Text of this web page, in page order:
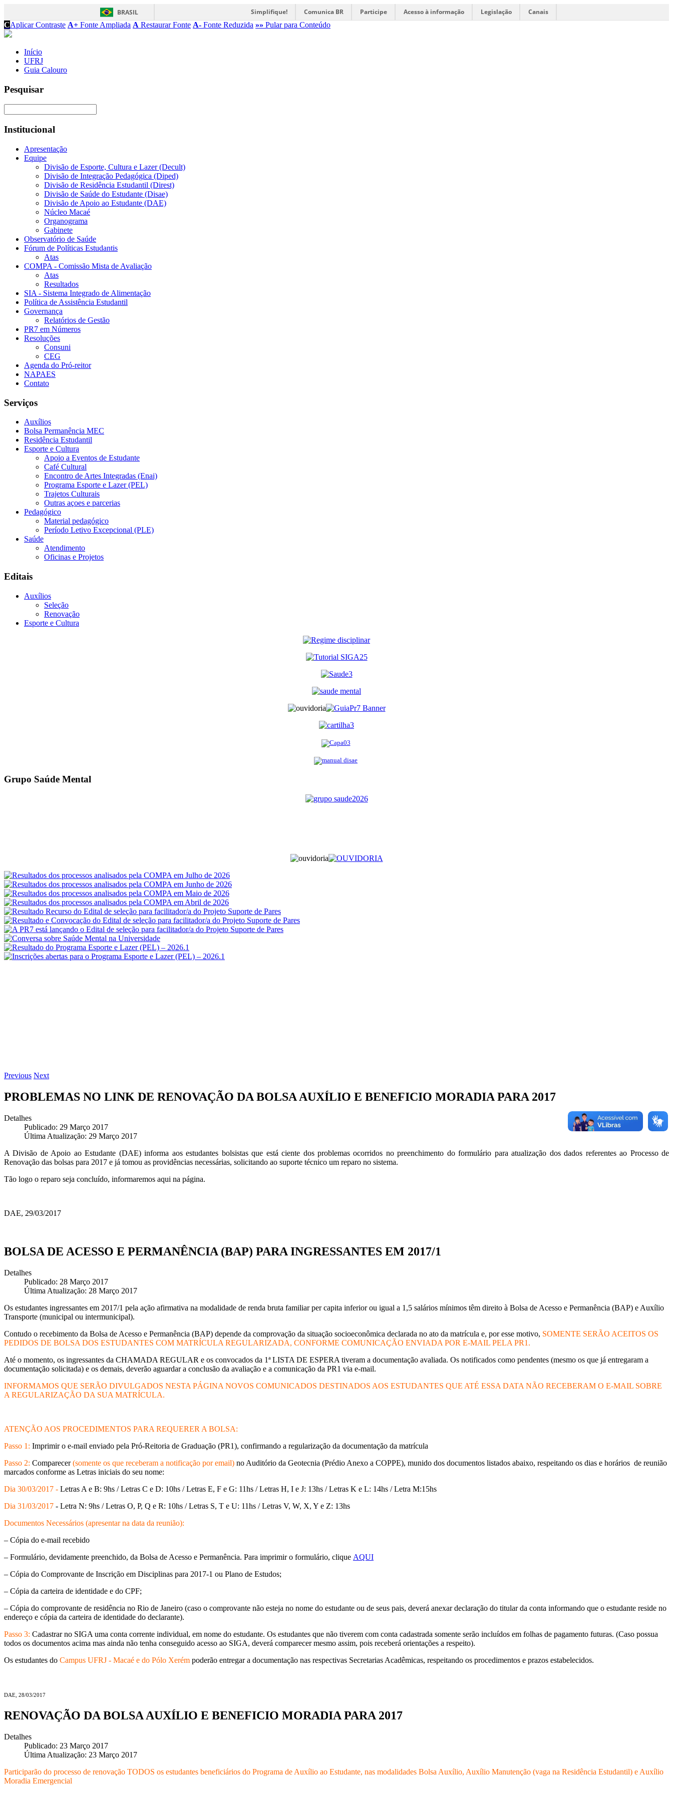
BRASIL Simplifique! Comunica BR Participe Acesso à informação Legislação
Canais
CAplicar Contraste A+ Fonte Ampliada A Restaurar Fonte A- Fonte Reduzida »» Pular para Conteúdo
Início
UFRJ
Guia Calouro
Pesquisar
Institucional
Apresentação
Equipe
Divisão de Esporte, Cultura e Lazer (Decult)
Divisão de Integração Pedagógica (Diped)
Divisão de Residência Estudantil (Direst)
Divisão de Saúde do Estudante (Disae)
Divisão de Apoio ao Estudante (DAE)
Núcleo Macaé
Organograma
Gabinete
Observatório de Saúde
Fórum de Políticas Estudantis
Atas
COMPA - Comissão Mista de Avaliação
Atas
Resultados
SIA - Sistema Integrado de Alimentação
Política de Assistência Estudantil
Governança
Relatórios de Gestão
PR7 em Números
Resoluções
Consuni
CEG
Agenda do Pró-reitor
NAPAES
Contato
Serviços
Auxílios
Bolsa Permanência MEC
Residência Estudantil
Esporte e Cultura
Apoio a Eventos de Estudante
Café Cultural
Encontro de Artes Integradas (Enai)
Programa Esporte e Lazer (PEL)
Trajetos Culturais
Outras açoes e parcerias
Pedagógico
Material pedagógico
Período Letivo Excepcional (PLE)
Saúde
Atendimento
Oficinas e Projetos
Editais
Auxílios
Seleção
Renovação
Esporte e Cultura
Grupo Saúde Mental
Previous Next
PROBLEMAS NO LINK DE RENOVAÇÃO DA BOLSA AUXÍLIO E BENEFICIO MORADIA PARA 2017
Detalhes
Publicado: 29 Março 2017
Última Atualização: 29 Março 2017
A Divisão de Apoio ao Estudante (DAE) informa aos estudantes bolsistas que está ciente dos problemas ocorridos no preenchimento do formulário para atualização dos dados referentes ao Processo de
Renovação das bolsas para 2017 e já tomou as providências necessárias, solicitando ao suporte técnico um reparo no sistema.
Tão logo o reparo seja concluído, informaremos aqui na página.
DAE, 29/03/2017
BOLSA DE ACESSO E PERMANÊNCIA (BAP) PARA INGRESSANTES EM 2017/1
Detalhes
Publicado: 28 Março 2017
Última Atualização: 28 Março 2017
Os estudantes ingressantes em 2017/1 pela ação afirmativa na modalidade de renda bruta familiar per capita inferior ou igual a 1,5 salários mínimos têm direito à Bolsa de Acesso e Permanência (BAP) e Auxílio
Transporte (municipal ou intermunicipal).
Contudo o recebimento da Bolsa de Acesso e Permanência (BAP) depende da comprovação da situação socioeconômica declarada no ato da matrícula e, por esse motivo, SOMENTE SERÃO ACEITOS OS
PEDIDOS DE BOLSA DOS ESTUDANTES COM MATRÍCULA REGULARIZADA, CONFORME COMUNICAÇÃO ENVIADA POR E-MAIL PELA PR1.
Até o momento, os ingressantes da CHAMADA REGULAR e os convocados da 1ª LISTA DE ESPERA tiveram a documentação avaliada. Os notificados como pendentes (mesmo os que já entregaram a
documentação solicitada) e os demais, deverão aguardar a conclusão da avaliação e a comunicação da PR1 via e-mail.
INFORMAMOS QUE SERÃO DIVULGADOS NESTA PÁGINA NOVOS COMUNICADOS DESTINADOS AOS ESTUDANTES QUE ATÉ ESSA DATA NÃO RECEBERAM O E-MAIL SOBRE
A REGULARIZAÇÃO DA SUA MATRÍCULA.
ATENÇÃO AOS PROCEDIMENTOS PARA REQUERER A BOLSA:
Passo 1: Imprimir o e-mail enviado pela Pró-Reitoria de Graduação (PR1), confirmando a regularização da documentação da matrícula
Passo 2: Comparecer(somente os que receberam a notificação por email) no Auditório da Geotecnia (Prédio Anexo a COPPE), munido dos documentos listados abaixo, respeitando os dias e horários de reunião
marcados conforme as Letras iniciais do seu nome:
Dia 30/03/2017 - Letras A e B: 9hs / Letras C e D: 10hs / Letras E, F e G: 11hs / Letras H, I e J: 13hs / Letras K e L: 14hs / Letra M:15hs
Dia 31/03/2017 - Letra N: 9hs / Letras O, P, Q e R: 10hs / Letras S, T e U: 11hs / Letras V, W, X, Y e Z: 13hs
Documentos Necessários (apresentar na data da reunião):
– Cópia do e-mail recebido
– Formulário, devidamente preenchido, da Bolsa de Acesso e Permanência. Para imprimir o formulário, clique AQUI
– Cópia do Comprovante de Inscrição em Disciplinas para 2017-1 ou Plano de Estudos;
– Cópia da carteira de identidade e do CPF;
– Cópia do comprovante de residência no Rio de Janeiro (caso o comprovante não esteja no nome do estudante ou de seus pais, deverá anexar declaração do titular da conta informando que o estudante reside no
endereço e cópia da carteira de identidade do declarante).
Passo 3: Cadastrar no SIGA uma conta corrente individual, em nome do estudante. Os estudantes que não tiverem com conta cadastrada somente serão incluídos em folhas de pagamento futuras. (Caso possua
todos os documentos acima mas ainda não tenha conseguido acesso ao SIGA, deverá comparecer mesmo assim, pois receberá orientações a respeito).
Os estudantes do Campus UFRJ - Macaé e do Pólo Xerém poderão entregar a documentação nas respectivas Secretarias Acadêmicas, respeitando os procedimentos e prazos estabelecidos.
DAE, 28/03/2017
RENOVAÇÃO DA BOLSA AUXÍLIO E BENEFICIO MORADIA PARA 2017
Detalhes
Publicado: 23 Março 2017
Última Atualização: 23 Março 2017
Participarão do processo de renovação TODOS os estudantes beneficiários do Programa de Auxílio ao Estudante, nas modalidades Bolsa Auxílio, Auxílio Manutenção (vaga na Residência Estudantil) e Auxílio
Moradia Emergencial